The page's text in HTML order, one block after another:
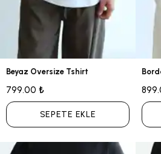
Beyaz Oversize Tshirt
799.00 ₺
SEPETE EKLE